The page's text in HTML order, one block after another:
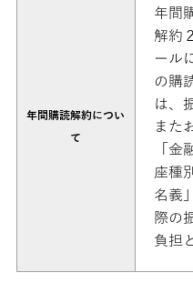
年間購読解約につい
て
年間
解約
ール
の購
は、
また
「金
座種
名義
際の
負担